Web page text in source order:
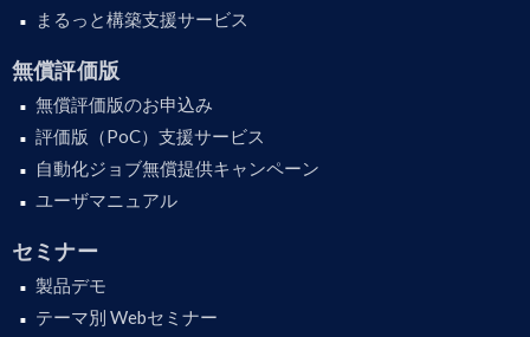
まるっと構築支援サービス
無償評価版
無償評価版のお申込み
評価版（PoC）支援サービス
自動化ジョブ無償提供キャンペーン
ユーザマニュアル
セミナー
製品デモ
テーマ別 Webセミナー